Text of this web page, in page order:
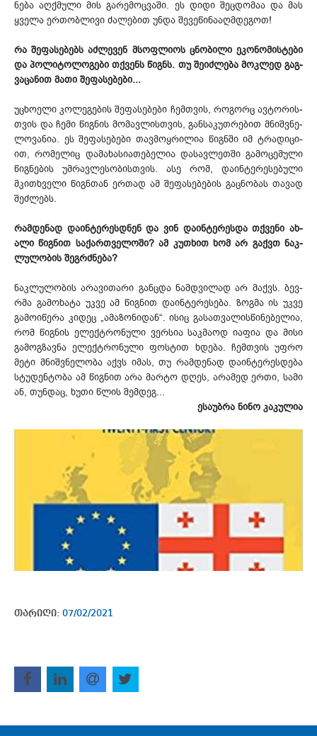
ნე­ბა აღ­ქმუ­ლი მის გა­რე­მოც­ვა­ში. ეს დი­დი შეც­დო­მაა და მას
ყვე­ლა ერ­თობ­ლი­ვი ძა­ლე­ბით უნ­და შე­ვე­წი­ნა­აღ­მდე­გოთ!
რა შე­ფა­სე­ბებს აძ­ლე­ვენ მსოფ­ლი­ოს ცნო­ბი­ლი ეკ­ონ­ომ­ის­ტე­ბი
და პო­ლი­ტო­ლო­გე­ბი თქვენს წიგ­ნს. თუ შე­იძ­ლე­ბა მოკ­ლედ გაგ­
ვა­ცა­ნით მა­თი შე­ფა­სე­ბე­ბი...
უცხო­ელი კო­ლე­გე­ბის შე­ფა­სე­ბე­ბი ჩემ­თვის, რო­გორც ავ­ტო­რის­
თვის და ჩე­მი წიგ­ნის მო­მავ­ლის­თვის, გან­სა­კუთ­რე­ბით მნიშ­ვნე­
ლო­ვა­ნია. ეს შე­ფა­სე­ბე­ბი თავ­მოყ­რი­ლია წიგ­ნში იმ ტრა­დი­ცი­
ით, რო­მე­ლიც და­მა­ხა­სი­ათ­ებ­ელია და­სავ­ლეთ­ში გა­მო­ცე­მუ­ლი
წიგ­ნე­ბის უმ­რავ­ლე­სო­ბის­თვის. ასე რომ, და­ინ­ტე­რე­სე­ბუ­ლი
მკითხვე­ლი წიგ­ნთან ერ­თად ამ შე­ფა­სე­ბე­ბის გაც­ნო­ბას თა­ვად
შეძ­ლებს.
რამ­დე­ნად და­ინ­ტე­რეს­დნენ და ვინ და­ინ­ტე­რეს­და თქვე­ნი ახ­
ალი წიგ­ნით სა­ქარ­თვე­ლო­ში? ამ კუთხით ხომ არ გაქ­ვთ ნაკ­
ლუ­ლო­ბის შეგ­რძნე­ბა?
ნაკ­ლუ­ლო­ბის არ­ავ­ით­არი გან­ცდა ნამ­დვი­ლად არ მაქ­ვს. ბევ­
რმა გა­მო­ხა­ტა უკ­ვე ამ წიგ­ნით და­ინ­ტე­რე­სე­ბა. ზოგ­მა ის უკ­ვე
გა­მო­იწ­ერა კი­დეც „ამ­აზ­ონ­იდ­ან“. ის­იც გა­სათ­ვა­ლის­წი­ნე­ბე­ლია,
რომ წიგ­ნის ელ­ექ­ტრო­ნუ­ლი ვერ­სია საკ­მა­ოდ იაფია და მი­სი
გა­მოგ­ზავ­ნა ელ­ექ­ტრო­ნუ­ლი ფოს­ტით ხდე­ბა. ჩემ­თვის უფ­რო
მე­ტი მნიშ­ვნე­ლო­ბა აქ­ვს იმ­ას, თუ რამ­დე­ნად და­ინ­ტე­რეს­დე­ბა
სტუ­დენ­ტო­ბა ამ წიგ­ნით არა მარ­ტო დღეს, არ­ამ­ედ ერ­თი, სა­მი
ან, თუნ­დაც, ხუ­თი წლის შემ­დეგ...
ესა­უბ­რა ნი­ნო კა­კუ­ლია
თარიღი: 07/02/2021